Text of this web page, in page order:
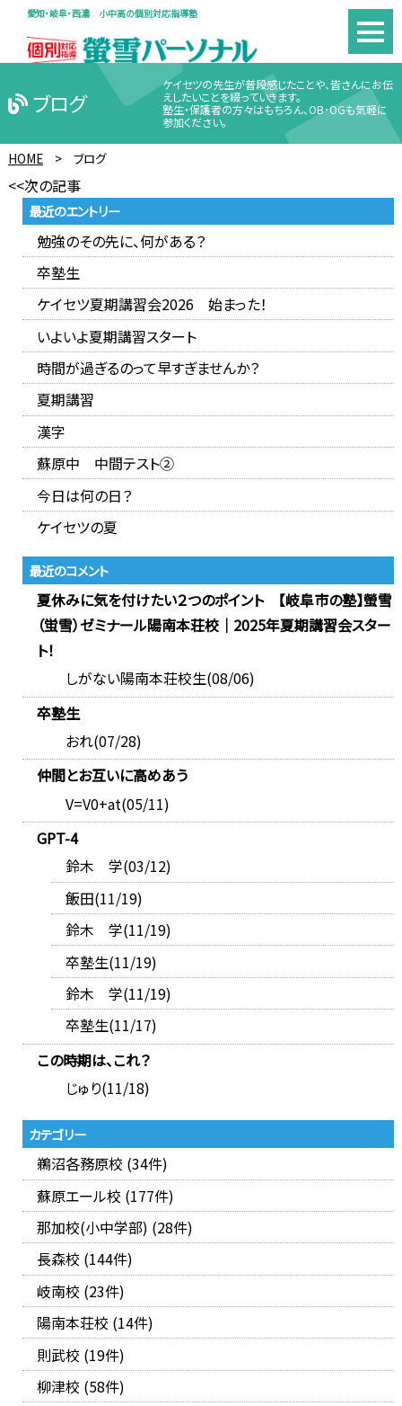
愛知・岐阜・西濃 小中高の個別対応指導塾
ブログ
ケイセツの先生が普段感じたことや、皆さんにお伝
えしたいことを綴っていきます。
塾生・保護者の方々はもちろん、OB･OGも気軽に
参加ください。
HOME> ブログ
<<次の記事
最近のエントリー
勉強のその先に、何がある？
卒塾生
ケイセツ夏期講習会2026 始まった！
いよいよ夏期講習スタート
時間が過ぎるのって早すぎませんか？
夏期講習
漢字
蘇原中 中間テスト②
今日は何の日？
ケイセツの夏
最近のコメント
夏休みに気を付けたい２つのポイント 【岐阜市の塾】螢雪
（蛍雪）ゼミナール陽南本荘校｜2025年夏期講習会スター
ト！
しがない陽南本荘校生(08/06)
卒塾生
おれ(07/28)
仲間とお互いに高めあう
V=V0+at(05/11)
GPT-4
鈴木 学(03/12)
飯田(11/19)
鈴木 学(11/19)
卒塾生(11/19)
鈴木 学(11/19)
卒塾生(11/17)
この時期は、これ？
じゅり(11/18)
カテゴリー
鵜沼各務原校 (34件)
蘇原エール校 (177件)
那加校(小中学部) (28件)
長森校 (144件)
岐南校 (23件)
陽南本荘校 (14件)
則武校 (19件)
柳津校 (58件)